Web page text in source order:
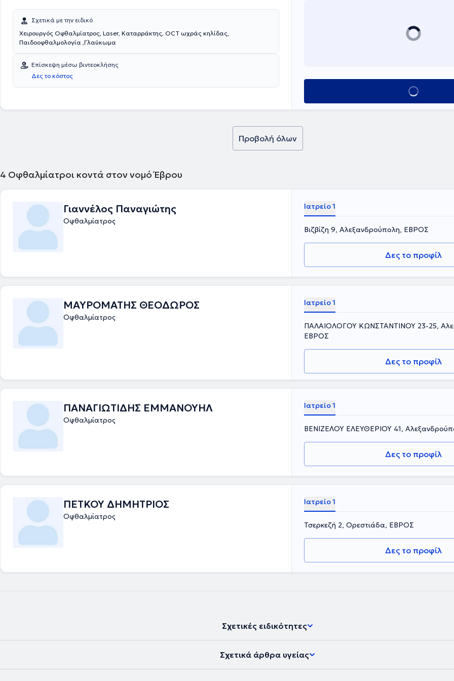
Σχετικά με την ειδικό
Χειρουργός Οφθαλμίατρος, Laser, Καταρράκτης, ΟCT ωχράς κηλίδας,
Παιδοοφθαλμολογία ,Γλαύκωμα
Επίσκεψη μέσω βιντεοκλήσης
Δες το κόστος
Κλείσε ραντεβού
Προβολή όλων
4 Οφθαλμίατροι κοντά στον νομό Έβρου
Γιαννέλος Παναγιώτης
Οφθαλμίατρος
Ιατρείο 1
Βιζβίζη 9, Αλεξανδρούπολη, ΕΒΡΟΣ
Δες το προφίλ
ΜΑΥΡΟΜΑΤΗΣ ΘΕΟΔΩΡΟΣ
Οφθαλμίατρος
Ιατρείο 1
ΠΑΛΑΙΟΛΟΓΟΥ ΚΩΝΣΤΑΝΤΙΝΟΥ 23-25,
ΕΒΡΟΣ
Δες το προφίλ
ΠΑΝΑΓΙΩΤΙΔΗΣ ΕΜΜΑΝΟΥΗΛ
Οφθαλμίατρος
Ιατρείο 1
ΒΕΝΙΖΕΛΟΥ ΕΛΕΥΘΕΡΙΟΥ 41,
Δες το προφίλ
ΠΕΤΚΟΥ ΔΗΜΗΤΡΙΟΣ
Οφθαλμίατρος
Ιατρείο 1
Τσερκεζή 2, Ορεστιάδα, ΕΒΡΟΣ
Δες το προφίλ
Σχετικές ειδικότητες
Σχετικά άρθρα υγείας